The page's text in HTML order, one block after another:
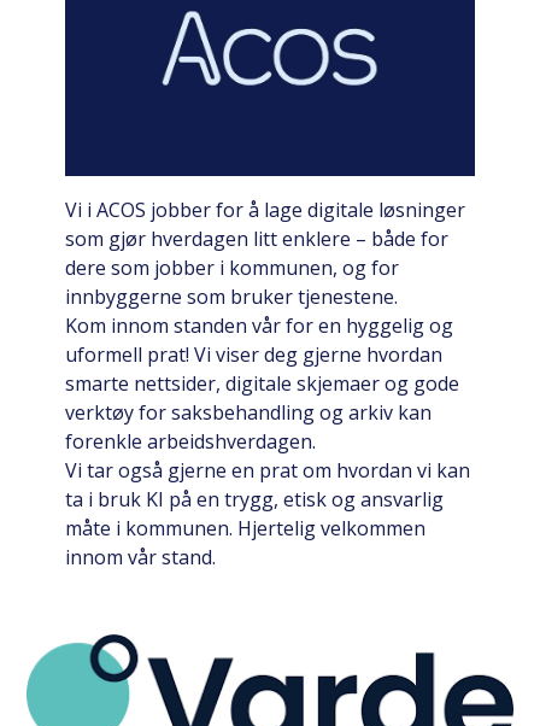
Vi i ACOS jobber for å lage digitale løsninger
som gjør hverdagen litt enklere – både for
dere som jobber i kommunen, og for
innbyggerne som bruker tjenestene.
Kom innom standen vår for en hyggelig og
uformell prat! Vi viser deg gjerne hvordan
smarte nettsider, digitale skjemaer og gode
verktøy for saksbehandling og arkiv kan
forenkle arbeidshverdagen.
Vi tar også gjerne en prat om hvordan vi kan
ta i bruk KI på en trygg, etisk og ansvarlig
måte i kommunen. Hjertelig velkommen
innom vår stand.